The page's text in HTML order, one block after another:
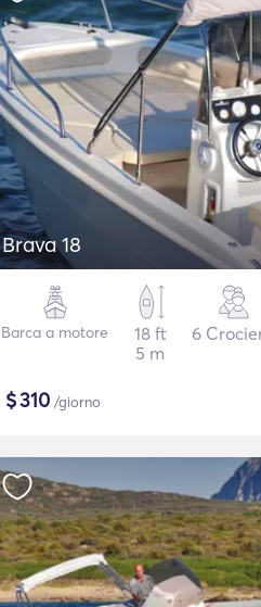
Brava 18
Barca a motore
18 ft
5 m
6
$310 /giorno